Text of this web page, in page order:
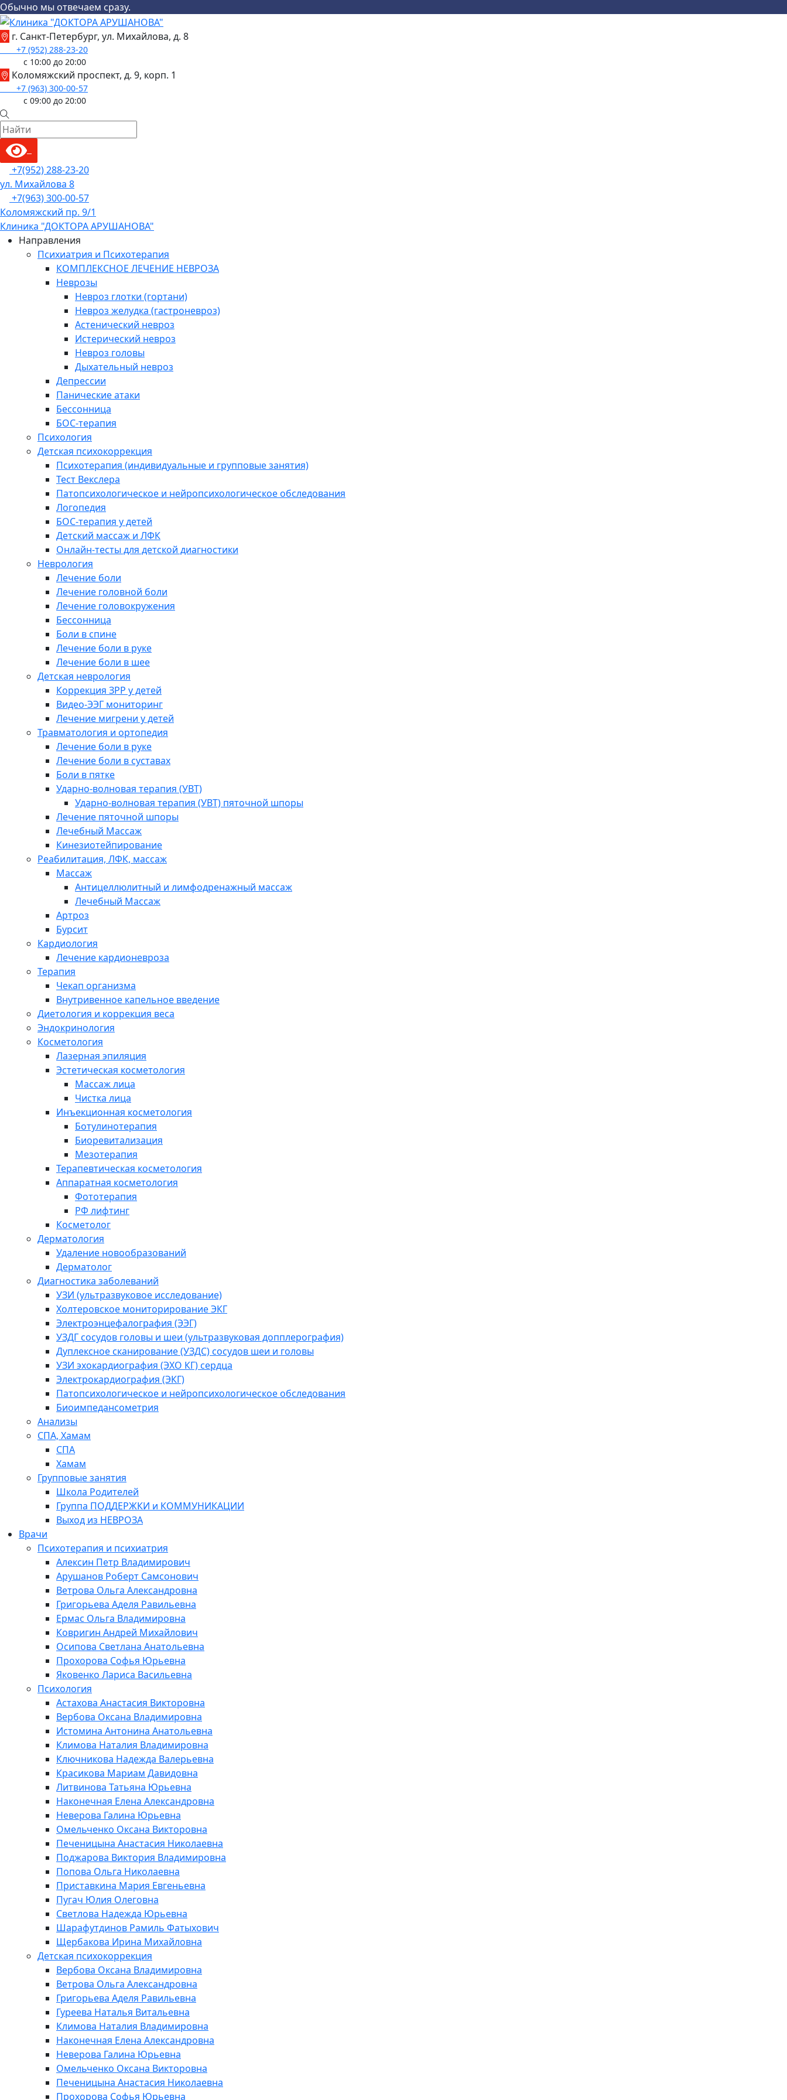
Обычно мы отвечаем сразу.
Skip
to
content
г. Санкт-Петербург, ул. Михайлова, д. 8
+7 (952) 288-23-20
с 10:00 до 20:00
Коломяжский проспект, д. 9, корп. 1
+7 (963) 300-00-57
с 09:00 до 20:00
Menu+7(952) 288-23-20
ул. Михайлова 8
+7(963) 300-00-57
Коломяжский пр. 9/1
Клиника "ДОКТОРА АРУШАНОВА"
Направления
Психиатрия и Психотерапия
КОМПЛЕКСНОЕ ЛЕЧЕНИЕ НЕВРОЗА
Неврозы
Невроз глотки (гортани)
Невроз желудка (гастроневроз)
Астенический невроз
Истерический невроз
Невроз головы
Дыхательный невроз
Депрессии
Панические атаки
Бессонница
БОС-терапия
Психология
Детская психокоррекция
Психотерапия (индивидуальные и групповые занятия)
Тест Векслера
Патопсихологическое и нейропсихологическое обследования
Логопедия
БОС-терапия у детей
Детский массаж и ЛФК
Онлайн-тесты для детской диагностики
Неврология
Лечение боли
Лечение головной боли
Лечение головокружения
Бессонница
Боли в спине
Лечение боли в руке
Лечение боли в шее
Детская неврология
Коррекция ЗРР у детей
Видео-ЭЭГ мониторинг
Лечение мигрени у детей
Травматология и ортопедия
Лечение боли в руке
Лечение боли в суставах
Боли в пятке
Ударно-волновая терапия (УВТ)
Ударно-волновая терапия (УВТ) пяточной шпоры
Лечение пяточной шпоры
Лечебный Массаж
Кинезиотейпирование
Реабилитация, ЛФК, массаж
Массаж
Антицеллюлитный и лимфодренажный массаж
Лечебный Массаж
Артроз
Бурсит
Кардиология
Лечение кардионевроза
Терапия
Чекап организма
Внутривенное капельное введение
Диетология и коррекция веса
Эндокринология
Косметология
Лазерная эпиляция
Эстетическая косметология
Массаж лица
Чистка лица
Инъекционная косметология
Ботулинотерапия
Биоревитализация
Мезотерапия
Терапевтическая косметология
Аппаратная косметология
Фототерапия
РФ лифтинг
Косметолог
Дерматология
Удаление новообразований
Дерматолог
Диагностика заболеваний
УЗИ (ультразвуковое исследование)
Холтеровское мониторирование ЭКГ
Электроэнцефалография (ЭЭГ)
УЗДГ сосудов головы и шеи (ультразвуковая допплерография)
Дуплексное сканирование (УЗДС) сосудов шеи и головы
УЗИ эхокардиография (ЭХО КГ) сердца
Электрокардиография (ЭКГ)
Патопсихологическое и нейропсихологическое обследования
Биоимпедансометрия
Анализы
СПА, Хамам
СПА
Хамам
Групповые занятия
Школа Родителей
Группа ПОДДЕРЖКИ и КОММУНИКАЦИИ
Выход из НЕВРОЗА
Врачи
Психотерапия и психиатрия
Алексин Петр Владимирович
Арушанов Роберт Самсонович
Ветрова Ольга Александровна
Григорьева Аделя Равильевна
Ермас Ольга Владимировна
Ковригин Андрей Михайлович
Осипова Светлана Анатольевна
Прохорова Софья Юрьевна
Яковенко Лариса Васильевна
Психология
Астахова Анастасия Викторовна
Вербова Оксана Владимировна
Истомина Антонина Анатольевна
Климова Наталия Владимировна
Ключникова Надежда Валерьевна
Красикова Мариам Давидовна
Литвинова Татьяна Юрьевна
Наконечная Елена Александровна
Неверова Галина Юрьевна
Омельченко Оксана Викторовна
Печеницына Анастасия Николаевна
Поджарова Виктория Владимировна
Попова Ольга Николаевна
Приставкина Мария Евгеньевна
Пугач Юлия Олеговна
Светлова Надежда Юрьевна
Шарафутдинов Рамиль Фатыхович
Щербакова Ирина Михайловна
Детская психокоррекция
Вербова Оксана Владимировна
Ветрова Ольга Александровна
Григорьева Аделя Равильевна
Гуреева Наталья Витальевна
Климова Наталия Владимировна
Наконечная Елена Александровна
Неверова Галина Юрьевна
Омельченко Оксана Викторовна
Печеницына Анастасия Николаевна
Прохорова Софья Юрьевна